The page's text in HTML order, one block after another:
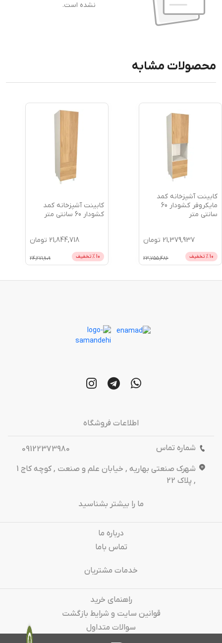
نشده است.
محصولات مشابه
کابینت آشپزخانه کمد
مایکروفر کشودار 60
سانتی متر
21,379,937 تومان
10 % تخفیف 23,755,486
کابینت آشپزخانه کمد
کشودار 60 سانتی متر
21,844,718 تومان
10 % تخفیف 24,271,909
اطلاعات فروشگاه
شماره تماس
09122373980
شهرک صنعتی بهاریه , خیابان علم و صنعت , کوچه کاج 1
, پلاک 22
ما را بیشتر بشناسید
درباره‌ ما
تماس باما
خدمات مشتریان
راهنمای خرید
قوانین سایت و شرایط بازگشت
سوالات متداول